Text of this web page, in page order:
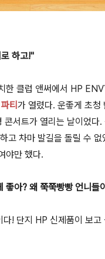
하고!"
한 클럽 앤써에서 HP
티 가 열렸다. 운좋게 초청
콘서트가 열리는 날이었다.
고 차마 발길을 돌릴 수 없
야만 했다.
좋아? 왜 쭉쭉빵빵 언니들
! 단지 HP 신제품이 보고